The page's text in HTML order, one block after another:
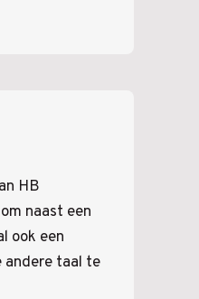
HB
naast een
ook een
andere taal te